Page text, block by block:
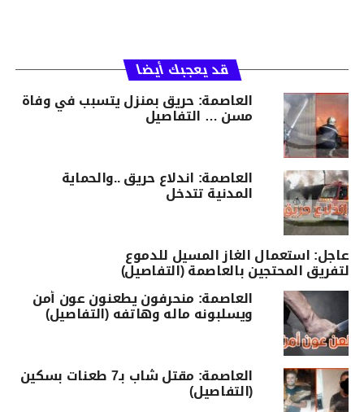
قد يعجبك أيضا
العاصمة: حريق بمنزل يتسبب في وفاة
مسن … التفاصيل
العاصمة: اندلاع حريق ..والحماية
المدنية تتدخل
عاجل: استعمال الغاز المسيل للدموع
لتفريق المحتجين بالعاصمة (التفاصيل)
العاصمة: منحرفون يطعنون عون أمن
ويسلبونه ماله وهاتفه (التفاصيل)
العاصمة: مقتل شاب بـ7 طعنات بسكين
(التفاصيل)